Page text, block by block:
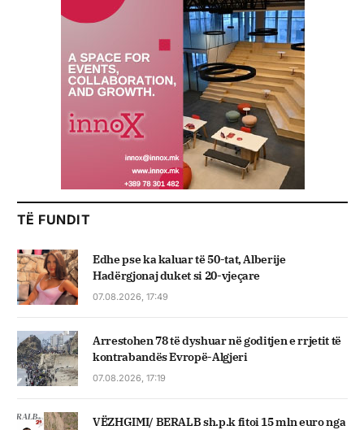
TË FUNDIT
Edhe pse ka kaluar të 50-tat, Alberije
Hadërgjonaj duket si 20-vjeçare
07.08.2026, 17:49
Arrestohen 78 të dyshuar në goditjen e rrjetit të
kontrabandës Evropë-Algjeri
07.08.2026, 17:19
VËZHGIMI/ BERALB sh.p.k fitoi 15 mln euro nga